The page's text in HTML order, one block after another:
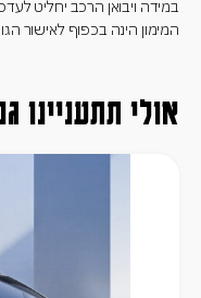
המימון הינה בכפוף לאישור
אולי תתעניינו